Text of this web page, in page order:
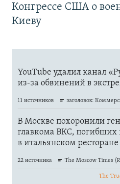
Конгрессе США о
Киеву